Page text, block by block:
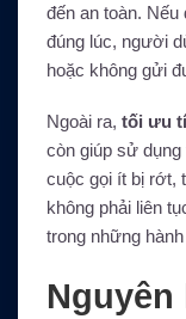
đến an toàn.
đúng lúc, người
hoặc không gửi
Ngoài ra, tối ưu
còn giúp sử dụng
cuộc gọi ít bị rớt,
không phải liên
trong những
Nguyên